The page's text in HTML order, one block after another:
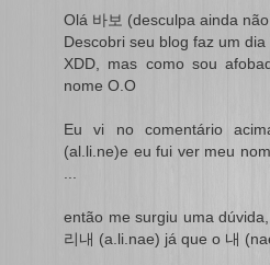
Olá 바보 (desculpa ainda
Descobri seu blog faz um
XDD, mas como sou
nome O.O
Eu vi no comentário
(al.li.ne)e eu fui ver meu
...
então me surgiu uma
리내 (a.li.nae) já que o 내